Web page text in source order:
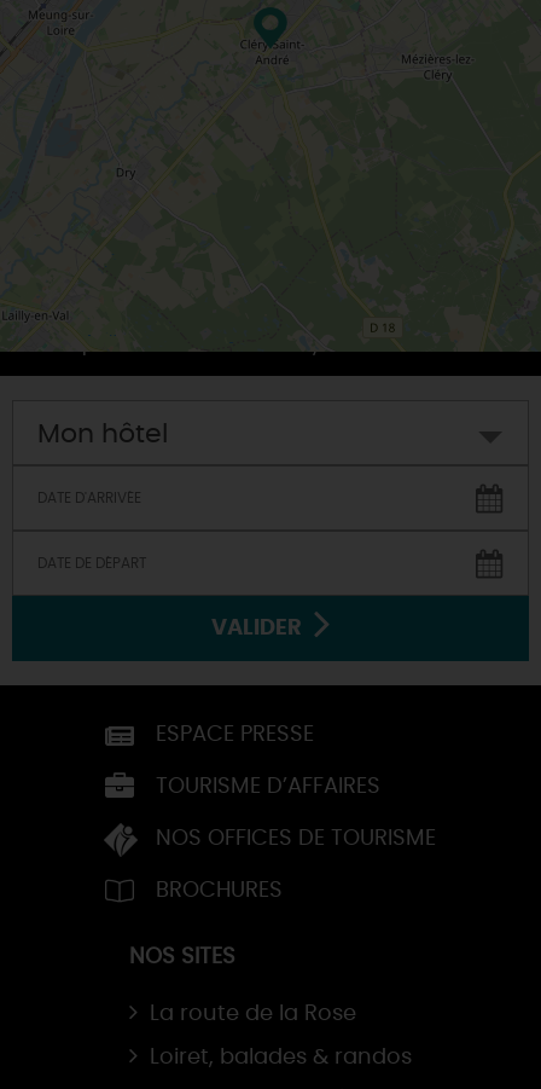
Mon hôtel
VALIDER
ESPACE PRESSE
TOURISME D’AFFAIRES
NOS OFFICES DE TOURISME
BROCHURES
NOS SITES
La route de la Rose
Loiret, balades & randos